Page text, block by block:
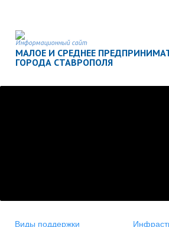
Информационный сайт
МАЛОЕ И СРЕДНЕЕ
ГОРОДА СТАВРОПОЛЯ
Виды поддержки